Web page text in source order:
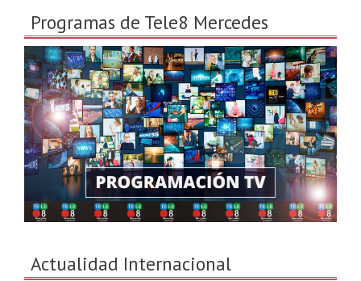
Programas de Tele8 Mercedes
Actualidad Internacional